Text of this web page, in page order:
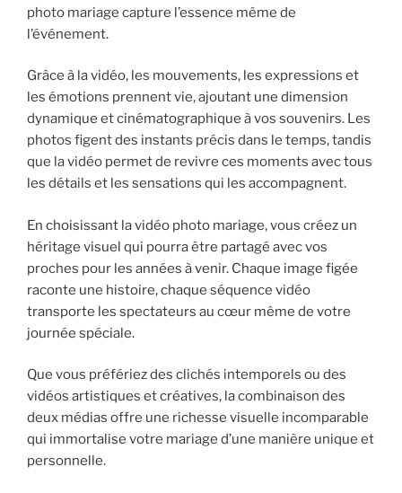
photo mariage capture l’essence même de
l’événement.
Grâce à la vidéo, les mouvements, les expressions et
les émotions prennent vie, ajoutant une dimension
dynamique et cinématographique à vos souvenirs. Les
photos figent des instants précis dans le temps, tandis
que la vidéo permet de revivre ces moments avec tous
les détails et les sensations qui les accompagnent.
En choisissant la vidéo photo mariage, vous créez un
héritage visuel qui pourra être partagé avec vos
proches pour les années à venir. Chaque image figée
raconte une histoire, chaque séquence vidéo
transporte les spectateurs au cœur même de votre
journée spéciale.
Que vous préfériez des clichés intemporels ou des
vidéos artistiques et créatives, la combinaison des
deux médias offre une richesse visuelle incomparable
qui immortalise votre mariage d’une manière unique et
personnelle.